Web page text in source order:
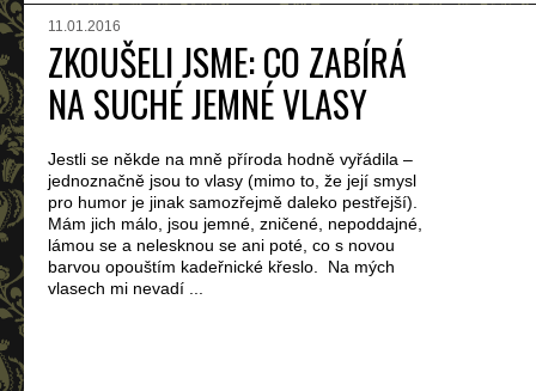
11.01.2016
ZKOUŠELI JSME: CO ZABÍRÁ
NA SUCHÉ JEMNÉ VLASY
Jestli se někde na mně příroda hodně vyřádila –
jednoznačně jsou to vlasy (mimo to, že její smysl
pro humor je jinak samozřejmě daleko pestřejší).
Mám jich málo, jsou jemné, zničené, nepoddajné,
lámou se a nelesknou se ani poté, co s novou
barvou opouštím kadeřnické křeslo. Na mých
vlasech mi nevadí ...